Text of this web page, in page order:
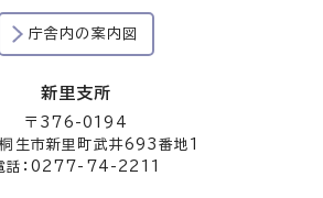
庁舎内の案内図
新里支所
〒376-0194
生市新里町武井693番地1
話：0277-74-2211